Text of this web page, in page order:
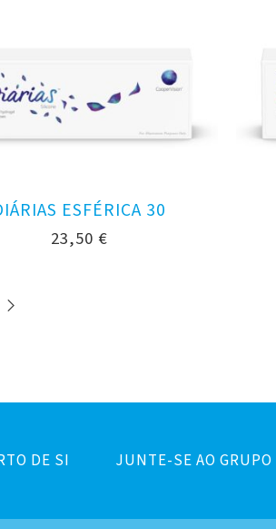
ESFÉRICA 30
23,50 €
DE SI JUNTE-SE AO GRUPO